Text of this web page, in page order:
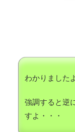
わかりました
強調すると逆
すよ・・・